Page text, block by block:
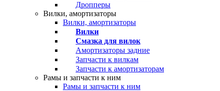
Дропперы
Вилки, амортизаторы
Вилки, амортизаторы
Вилки
Смазка для вилок
Амортизаторы задние
Запчасти к вилкам
Запчасти к амортизаторам
Рамы и запчасти к ним
Рамы и запчасти к ним